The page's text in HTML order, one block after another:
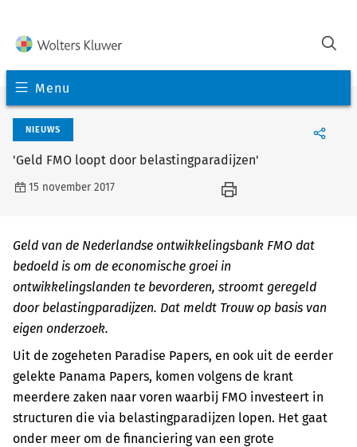
Menu
NIEUWS
'Geld FMO loopt door belastingparadijzen'
15 november 2017
Geld van de Nederlandse ontwikkelingsbank FMO dat
bedoeld is om de economische groei in
ontwikkelingslanden te bevorderen, stroomt geregeld
door belastingparadijzen. Dat meldt Trouw op basis van
eigen onderzoek.
Uit de zogeheten Paradise Papers, en ook uit de eerder
gelekte Panama Papers, komen volgens de krant
meerdere zaken naar voren waarbij FMO investeert in
structuren die via belastingparadijzen lopen. Het gaat
onder meer om de financiering van een grote